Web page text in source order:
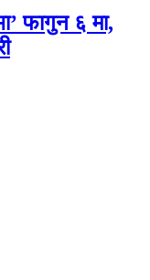
फागुन ६ मा,